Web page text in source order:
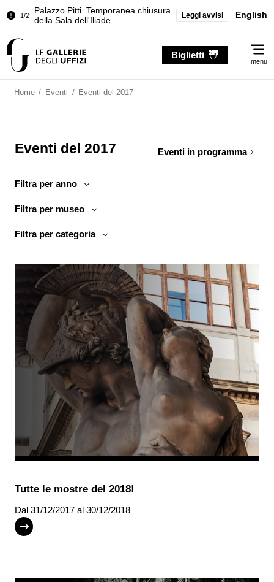
Chiusura temporanea del Tesoro dei
Granduchi
1/2
Palazzo Pitti. Temporanea chiusura
della Sala dell'Iliade
Granduchi
Leggi avvisi English
Biglietti
menu
Home / Eventi / Eventi del 2017
Eventi del 2017 Eventi in programma
Filtra per anno
Filtra per museo
Filtra per categoria
Tutte le mostre del 2018!
Dal 31/12/2017 al 30/12/2018